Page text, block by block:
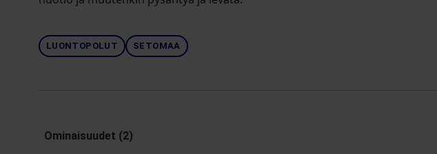
LUONTOPOLUT SETOMAA
Ominaisuudet (2)